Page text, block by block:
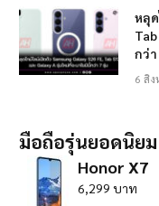
หลุด
กว่
6 สิ
มือถือรุ่นยอดนิยม
Honor X7
6,299 บาท